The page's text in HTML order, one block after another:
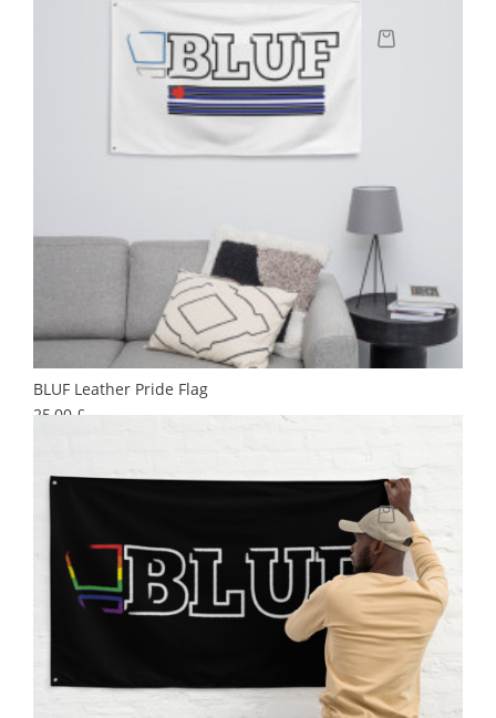
BLUF Leather Pride Flag
25,00 £Preis